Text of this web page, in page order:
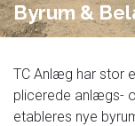
Byrum &
TC Anlæg har stor
plicerede anlægs-
etableres nye